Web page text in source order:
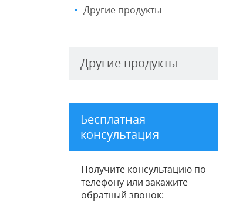
Другие продукты
Другие продукты
Бесплатная
консультация
Получите консультацию по
телефону или закажите
обратный звонок: